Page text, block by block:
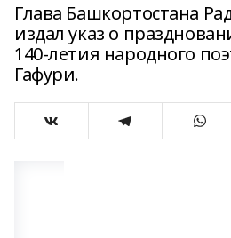
Глава Башкортостана
издал указ о
140-летия народного
Гафури.